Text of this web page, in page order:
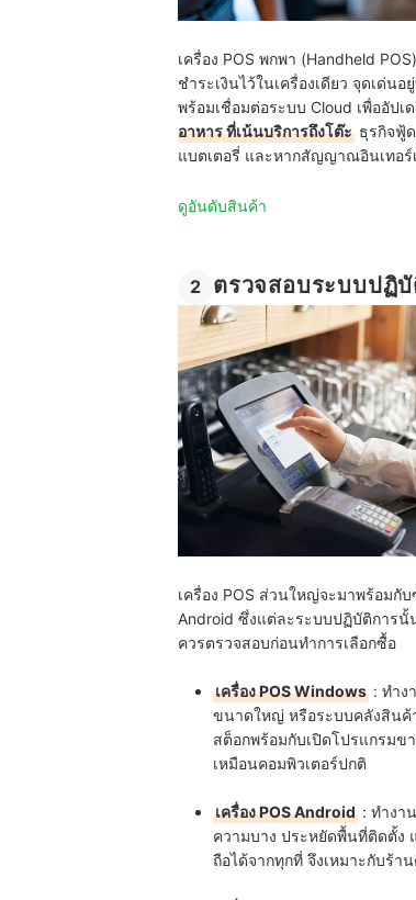
เครื่อง POS พกพา (Handheld
ชำระเงินไว้ในเครื่องเดียว จุดเด่
พร้อมเชื่อมต่อระบบ Cloud เพื่ออัป
อาหาร ที่เน้นบริการถึงโต๊ะ ธุรกิจฟู้
แบตเตอรี่ และหากสัญญาณอินเทอร์
ดูอันดับสินค้า
2 ตรวจสอบระบบปฏิ
เครื่อง POS ส่วนใหญ่จะมาพร้อมกั
Android ซึ่งแต่ละระบบปฏิบัติการ
ควรตรวจสอบก่อนทำการเลือกซื้อ
เครื่อง POS Windows : ทำง
ขนาดใหญ่ หรือระบบคลังสินค้
สต็อกพร้อมกับเปิดโปรแกรม
เหมือนคอมพิวเตอร์ปกติ
เครื่อง POS Android : ทำงา
ความบาง ประหยัดพื้นที่ติดตั้ง
ถือได้จากทุกที่ จึงเหมาะกับร้า